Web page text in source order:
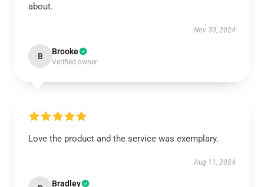
about.
Nov 30, 2024
B Brooke
Verified owner
Love the product and the service was exemplary.
Aug 11, 2024
Bradley